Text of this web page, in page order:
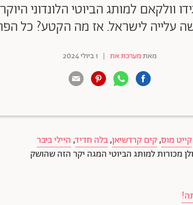
מישהי? תגידו וולקאם למותג הביוטי
עלייה לישראל. אז מה הקטע? כל
מאתמערכת את | 1 ביולי 2024
קייט מוס,קים קרדשיאן,בלה חדיד,היילי ביבר
מכורות למותג הביוטי המגה יקר הזה שהושק